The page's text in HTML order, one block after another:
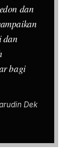
dan
dan
bagi
Dek